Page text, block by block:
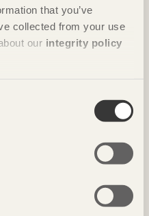
that you’ve
collected from your use
our integrity policy
kontor.
en central roll, bland